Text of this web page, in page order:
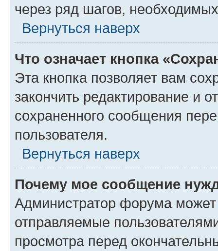
через ряд шагов,
Вернуться наверх
Что означает кнопка
Эта кнопка позволяет вам
закончить редактирование и
сохраненного сообщения
пользователя.
Вернуться наверх
Почему мое сообщение
Администратор форума
отправляемые
просмотра перед